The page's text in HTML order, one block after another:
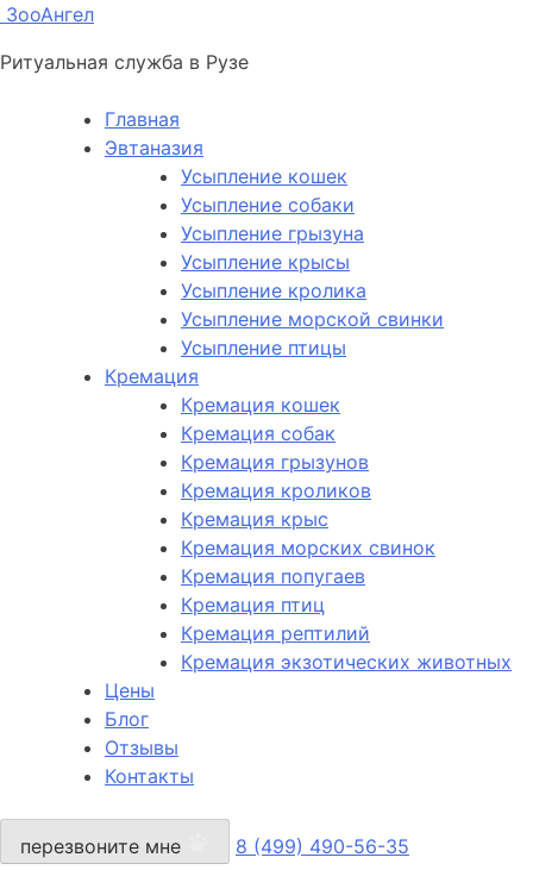
ЗооАнгел
Ритуальная служба в Рузе
Главная
Эвтаназия
Усыпление кошек
Усыпление собаки
Усыпление грызуна
Усыпление крысы
Усыпление кролика
Усыпление морской свинки
Усыпление птицы
Кремация
Кремация кошек
Кремация собак
Кремация грызунов
Кремация кроликов
Кремация крыс
Кремация морских свинок
Кремация попугаев
Кремация птиц
Кремация рептилий
Кремация экзотических животных
Цены
Блог
Отзывы
Контакты
перезвоните мне 8 (499) 490-56-35